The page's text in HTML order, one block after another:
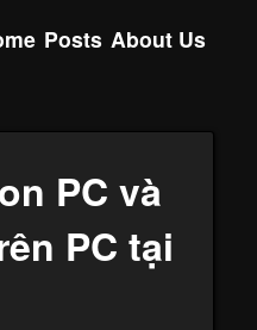
Posts About Us
PC và
PC tại